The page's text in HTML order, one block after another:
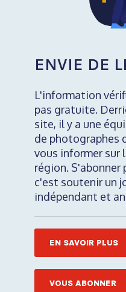
ENVIE DE
L'information
pas gratuite.
site, il y a une
de photographes
vous informer
région. S'abonner
c'est soutenir un
indépendant et
EN SAVOIR PLUS
VOUS ABONNER